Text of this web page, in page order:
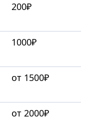
200₽
1000₽
от 1500₽
от 2000₽